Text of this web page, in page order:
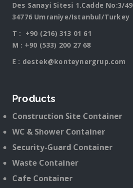
Des Sanayi Sitesi 1.Cadde No:3/49
34776 Umraniye/Istanbul/Turkey
T : +90 (216) 313 01 61
M : +90 (533) 200 27 68
E : destek@konteynergrup.com
Products
Construction Site Container
WC & Shower Container
Security-Guard Container
Waste Container
Cafe Container